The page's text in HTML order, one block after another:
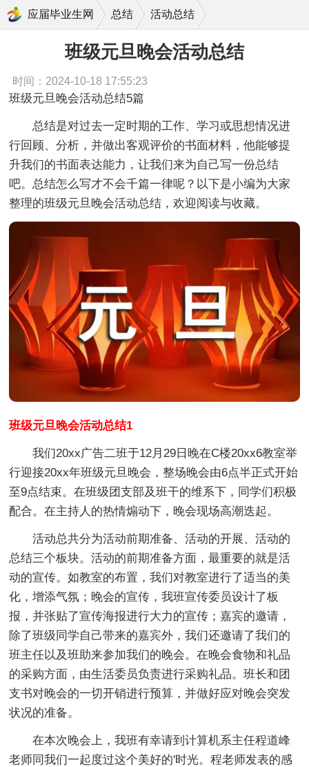
应届毕业生网 总结 活动总结
班级元旦晚会活动总结
时间：2024-10-18 17:55:23
班级元旦晚会活动总结5篇
总结是对过去一定时期的工作、学习或思想情况进
行回顾、分析，并做出客观评价的书面材料，他能够提
升我们的书面表达能力，让我们来为自己写一份总结
吧。总结怎么写才不会千篇一律呢？以下是小编为大家
整理的班级元旦晚会活动总结，欢迎阅读与收藏。
班级元旦晚会活动总结1
我们20xx广告二班于12月29日晚在C楼20xx6教室举
行迎接20xx年班级元旦晚会，整场晚会由6点半正式开始
至9点结束。在班级团支部及班干的维系下，同学们积极
配合。在主持人的热情煽动下，晚会现场高潮迭起。
活动总共分为活动前期准备、活动的开展、活动的
总结三个板块。活动的前期准备方面，最重要的就是活
动的宣传。如教室的布置，我们对教室进行了适当的美
化，增添气氛；晚会的宣传，我班宣传委员设计了板
报，并张贴了宣传海报进行大力的宣传；嘉宾的邀请，
除了班级同学自己带来的嘉宾外，我们还邀请了我们的
班主任以及班助来参加我们的晚会。在晚会食物和礼品
的采购方面，由生活委员负责进行采购礼品。班长和团
支书对晚会的一切开销进行预算，并做好应对晚会突发
状况的准备。
在本次晚会上，我班有幸请到计算机系主任程道峰
老师同我们一起度过这个美好的'时光。程老师发表的感